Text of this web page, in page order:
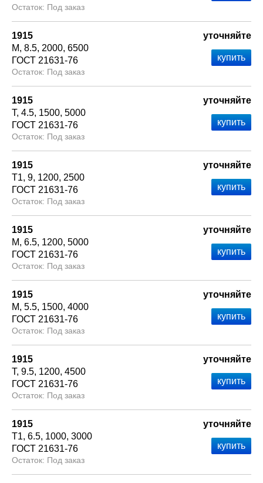
Под заказ
1915
М 8.5 2000 6500
ГОСТ 21631-76
Под заказ
уточняйте
1915
Т 4.5 1500 5000
ГОСТ 21631-76
Под заказ
уточняйте
1915
Т1 9 1200 2500
ГОСТ 21631-76
Под заказ
уточняйте
1915
М 6.5 1200 5000
ГОСТ 21631-76
Под заказ
уточняйте
1915
М 5.5 1500 4000
ГОСТ 21631-76
Под заказ
уточняйте
1915
Т 9.5 1200 4500
ГОСТ 21631-76
Под заказ
уточняйте
1915
Т1 6.5 1000 3000
ГОСТ 21631-76
Под заказ
уточняйте